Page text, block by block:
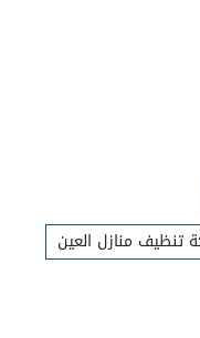
تنظيف منازل العين